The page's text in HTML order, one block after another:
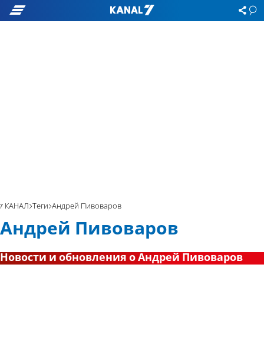
7 КАНАЛ Теги Андрей Пивоваров
Андрей Пивоваров
Новости и обновления о Андрей Пивоваров